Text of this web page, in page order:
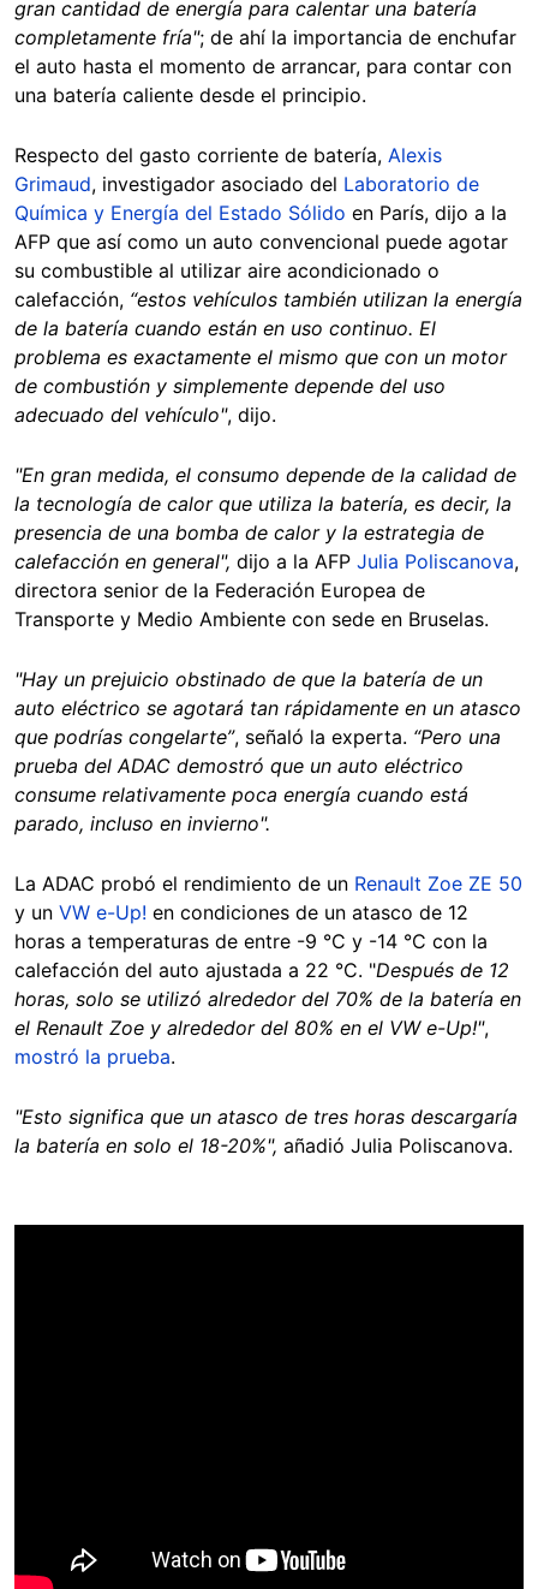
gran cantidad de energía para calentar una batería
completamente fría"; de ahí la importancia de enchufar
el auto hasta el momento de arrancar, para contar con
una batería caliente desde el principio.
Respecto del gasto corriente de batería, Alexis
Grimaud, investigador asociado del Laboratorio de
Química y Energía del Estado Sólido en París, dijo a la
AFP que así como un auto convencional puede agotar
su combustible al utilizar aire acondicionado o
calefacción, “estos vehículos también utilizan la energía
de la batería cuando están en uso continuo. El
problema es exactamente el mismo que con un motor
de combustión y simplemente depende del uso
adecuado del vehículo", dijo.
"En gran medida, el consumo depende de la calidad de
la tecnología de calor que utiliza la batería, es decir, la
presencia de una bomba de calor y la estrategia de
calefacción en general", dijo a la AFP Julia Poliscanova,
directora senior de la Federación Europea de
Transporte y Medio Ambiente con sede en Bruselas.
"Hay un prejuicio obstinado de que la batería de un
auto eléctrico se agotará tan rápidamente en un atasco
que podrías congelarte”, señaló la experta. “Pero una
prueba del ADAC demostró que un auto eléctrico
consume relativamente poca energía cuando está
parado, incluso en invierno".
La ADAC probó el rendimiento de un Renault Zoe ZE 50
y un VW e-Up! en condiciones de un atasco de 12
horas a temperaturas de entre -9 °C y -14 °C con la
calefacción del auto ajustada a 22 °C. "Después de 12
horas, solo se utilizó alrededor del 70% de la batería en
el Renault Zoe y alrededor del 80% en el VW e-Up!",
mostró la prueba.
"Esto significa que un atasco de tres horas descargaría
la batería en solo el 18-20%", añadió Julia Poliscanova.